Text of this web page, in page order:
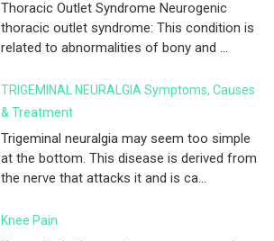
Thoracic Outlet Syndrome Neurogenic
thoracic outlet syndrome: This condition is
related to abnormalities of bony and ...
TRIGEMINAL NEURALGIA Symptoms, Causes
& Treatment
Trigeminal neuralgia may seem too simple
at the bottom. This disease is derived from
the nerve that attacks it and is ca...
Knee Pain